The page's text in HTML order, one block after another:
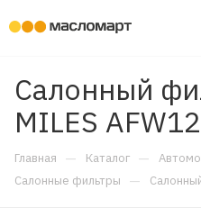
Салонный
MILES
Главная — Каталог —
Салонные фильтры —